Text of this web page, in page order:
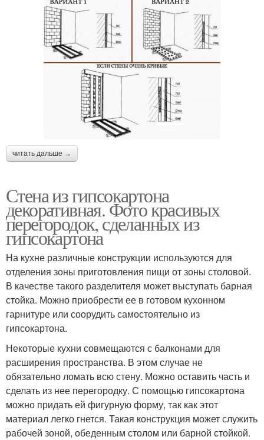
читать дальше →
Стена из гипсокартона
декоративная. Фото красивых
перегородок, сделанных из
гипсокартона
На кухне различные конструкции используются для
отделения зоны приготовления пищи от зоны столовой.
В качестве такого разделителя может выступать барная
стойка. Можно приобрести ее в готовом кухонном
гарнитуре или соорудить самостоятельно из
гипсокартона.
Некоторые кухни совмещаются с балконами для
расширения пространства. В этом случае не
обязательно ломать всю стену. Можно оставить часть и
сделать из нее перегородку. С помощью гипсокартона
можно придать ей фигурную форму, так как этот
материал легко гнется. Такая конструкция может служить
рабочей зоной, обеденным столом или барной стойкой.